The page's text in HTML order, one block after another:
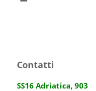
Contatti
SS16 Adriatica, 903